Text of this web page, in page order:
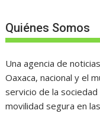
Quiénes Somos
Una agencia de
Oaxaca, nacional y el
servicio de la
movilidad segura en